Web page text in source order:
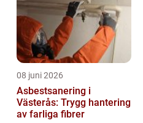
08 juni 2026
Asbestsanering i
Västerås: Trygg hantering
av farliga fibrer